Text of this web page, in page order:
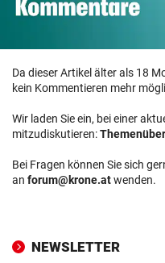
Da dieser Artikel älter als 18
kein Kommentieren mehr
Wir laden Sie ein, bei einer
mitzudiskutieren:
Bei Fragen können Sie sich
an forum@krone.atwenden.
NEWSLETTER